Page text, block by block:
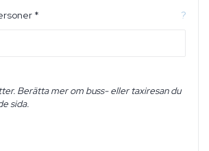
* ?
Berätta mer om buss- eller taxiresan du
sida.